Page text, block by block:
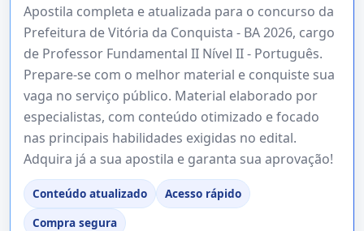
Apostila completa e atualizada para o concurso da
Prefeitura de Vitória da Conquista - BA 2026, cargo
de Professor Fundamental II Nível II - Português.
Prepare-se com o melhor material e conquiste sua
vaga no serviço público. Material elaborado por
especialistas, com conteúdo otimizado e focado
nas principais habilidades exigidas no edital.
Adquira já a sua apostila e garanta sua aprovação!
Conteúdo atualizado
Acesso rápido
Compra segura